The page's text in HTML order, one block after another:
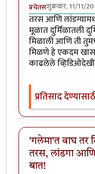
प्रचेतसशुक्रवार, 11/11/
तरस आणि
मूळात दुर्मिळातली
मिळाली आणि ती
मिळणे हे एकदम
काढलेले
प्रतिसाद
'गलेमा'त वाघ तर
तरस, लांडगा
बात!